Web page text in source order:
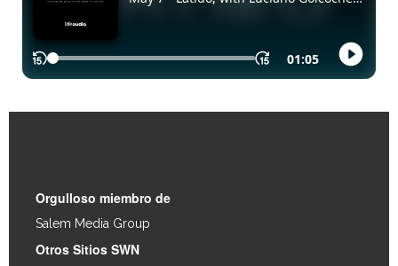
Orgulloso miembro de
Salem Media Group
Otros Sitios SWN